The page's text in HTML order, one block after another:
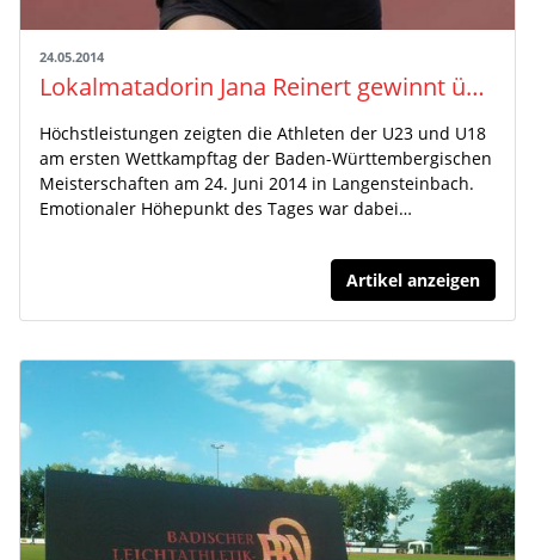
24.05.2014
Lokalmatadorin Jana Reinert gewinnt über 800m – Höchstleistungen in Karlsbad-Langensteinbach
Höchstleistungen zeigten die Athleten der U23 und U18
am ersten Wettkampftag der Baden-Württembergischen
Meisterschaften am 24. Juni 2014 in Langensteinbach.
Emotionaler Höhepunkt des Tages war dabei…
Artikel anzeigen